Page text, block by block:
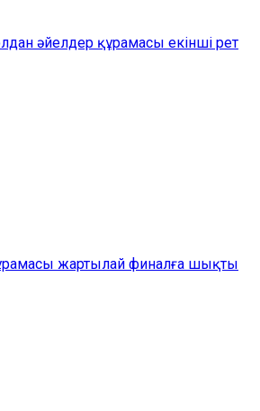
әйелдер құрамасы екінші рет
жартылай финалға шықты